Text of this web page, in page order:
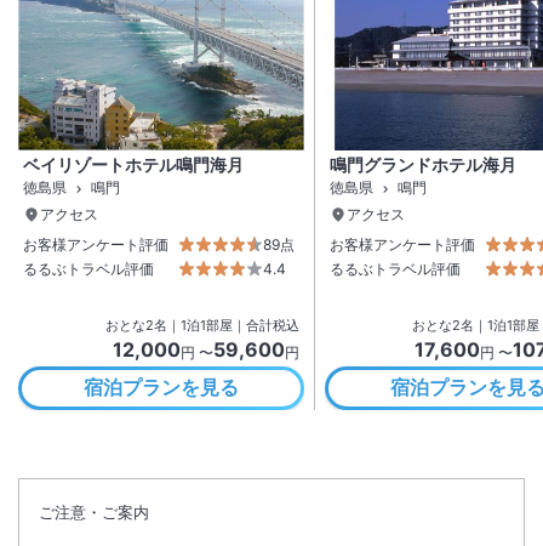
ベイリゾートホテル鳴門海月
徳島県
鳴門
アクセス
お客様アンケート評価
89点
るるぶトラベル評価
4.4
おとな2名 ｜ 1泊1部屋｜合計税込
12,000円 〜59,600円
宿泊プランを見る
鳴門グランドホテル海月
徳島県
鳴門
アクセス
お客様アンケート評価
るるぶトラベル評価
おとな2名 ｜ 1泊1部屋
17,600円 〜
宿泊プランを見
ご注意・ご案内